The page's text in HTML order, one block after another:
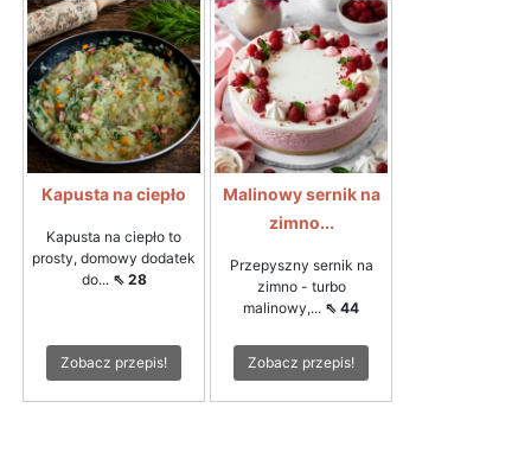
Kapusta na ciepło
Kapusta na ciepło to
prosty, domowy dodatek
do... ⇖ 28
Zobacz przepis!
Malinowy sernik na
zimno...
Przepyszny sernik na
zimno - turbo
malinowy,... ⇖ 44
Zobacz przepis!